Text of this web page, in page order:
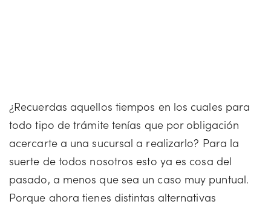
¿Recuerdas aquellos tiempos en los cuales para
todo tipo de trámite tenías que por obligación
acercarte a una sucursal a realizarlo? Para la
suerte de todos nosotros esto ya es cosa del
pasado, a menos que sea un caso muy puntual.
Porque ahora tienes distintas alternativas